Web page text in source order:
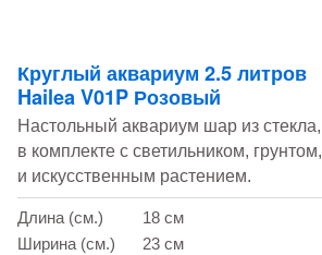
Круглый аквариум 2.5 литров
Hailea V01P Розовый
Настольный аквариум шар из стекла,
в комплекте с светильником, грунтом,
и искусственным растением.
Длина (см.)
18 см
Ширина (см.)
23 см